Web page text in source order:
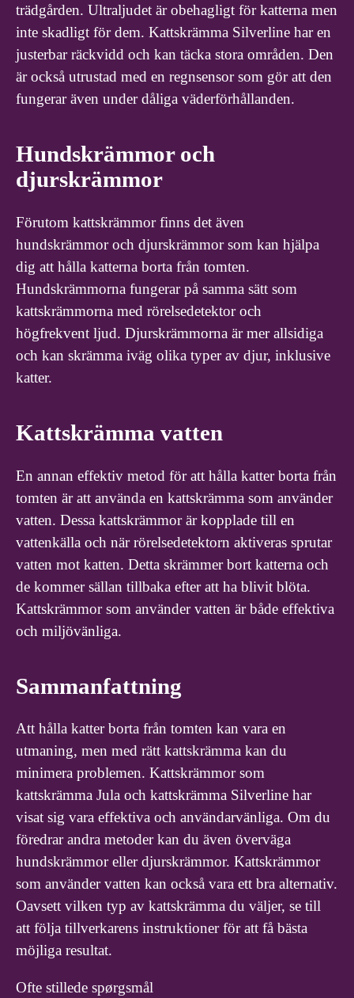
trädgården. Ultraljudet är obehagligt för katterna men
inte skadligt för dem. Kattskrämma Silverline har en
justerbar räckvidd och kan täcka stora områden. Den
är också utrustad med en regnsensor som gör att den
fungerar även under dåliga väderförhållanden.
Hundskrämmor och
djurskrämmor
Förutom kattskrämmor finns det även
hundskrämmor och djurskrämmor som kan hjälpa
dig att hålla katterna borta från tomten.
Hundskrämmorna fungerar på samma sätt som
kattskrämmorna med rörelsedetektor och
högfrekvent ljud. Djurskrämmorna är mer allsidiga
och kan skrämma iväg olika typer av djur, inklusive
katter.
Kattskrämma vatten
En annan effektiv metod för att hålla katter borta från
tomten är att använda en kattskrämma som använder
vatten. Dessa kattskrämmor är kopplade till en
vattenkälla och när rörelsedetektorn aktiveras sprutar
vatten mot katten. Detta skrämmer bort katterna och
de kommer sällan tillbaka efter att ha blivit blöta.
Kattskrämmor som använder vatten är både effektiva
och miljövänliga.
Sammanfattning
Att hålla katter borta från tomten kan vara en
utmaning, men med rätt kattskrämma kan du
minimera problemen. Kattskrämmor som
kattskrämma Jula och kattskrämma Silverline har
visat sig vara effektiva och användarvänliga. Om du
föredrar andra metoder kan du även överväga
hundskrämmor eller djurskrämmor. Kattskrämmor
som använder vatten kan också vara ett bra alternativ.
Oavsett vilken typ av kattskrämma du väljer, se till
att följa tillverkarens instruktioner för att få bästa
möjliga resultat.
Ofte stillede spørgsmål